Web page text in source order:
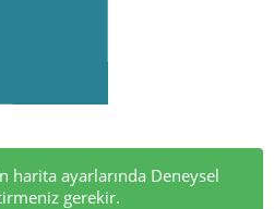
harita ayarlarında Deneysel
gerekir.